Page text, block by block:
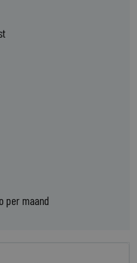
per maand